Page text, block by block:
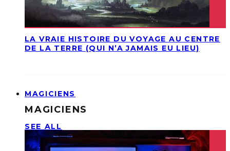
LA VRAIE HISTOIRE DU VOYAGE AU CENTRE
DE LA TERRE (QUI N’A JAMAIS EU LIEU)
MAGICIENS
MAGICIENS
SEE ALL